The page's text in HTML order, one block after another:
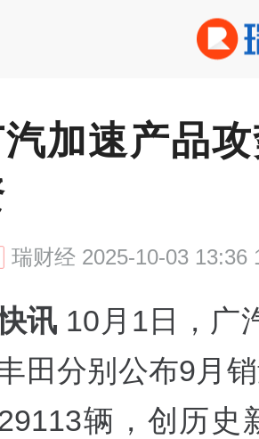
汽加速产品
瑞财经 2025-10-03 13:36
讯 10月1日，广
田分别公布9月
辆，创历史